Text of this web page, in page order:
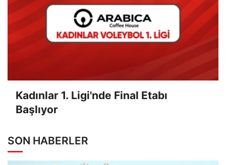
Kadınlar 1. Ligi'nde Final Etabı
Başlıyor
SON HABERLER